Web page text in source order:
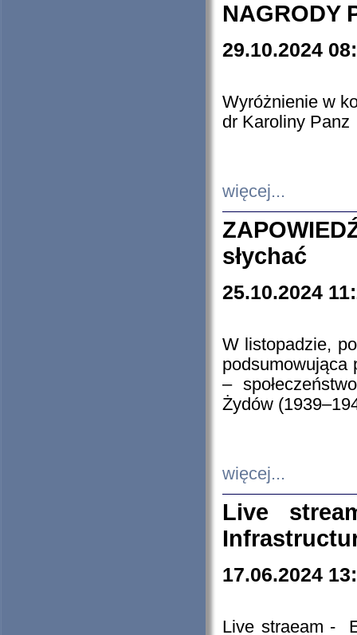
NAGRODY
29.10.2024
Wyróżnienie w
dr Karoliny Panz
więcej...
słychać
25.10.2024
W listopadzie,
podsumowująca
–
Żydów
więcej...
Live
17.06.2024
Live straeam -